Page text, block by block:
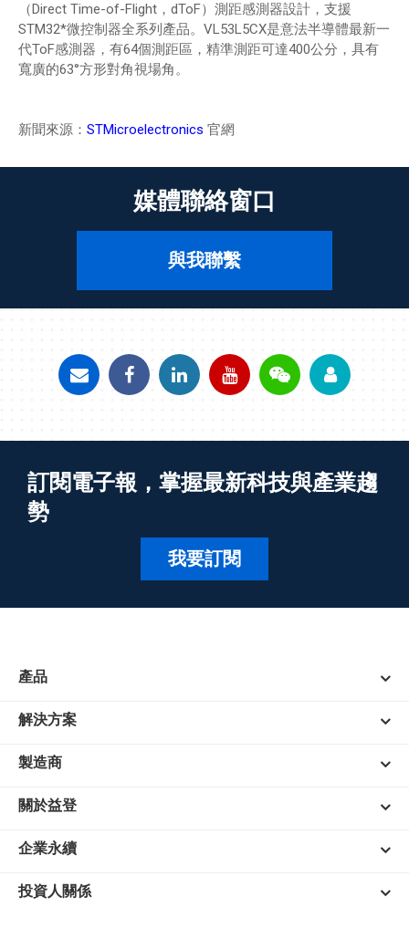
（Direct Time-of-Flight，dToF）測距感測器設計，支援
STM32*微控制器全系列產品。VL53L5CX是意法半導體最新一
代ToF感測器，有64個測距區，精準測距可達400公分，具有
寬廣的63°方形對角視場角。
新聞來源： STMicroelectronics 官網
媒體聯絡窗口
與我聯繫
訂閱電子報，掌握最新科技與產業趨
勢
我要訂閱
產品
解決方案
製造商
關於益登
企業永續
投資人關係